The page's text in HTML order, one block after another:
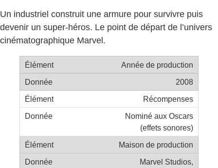
Un industriel construit une armure pour survivre puis
devenir un super-héros. Le point de départ de l’univers
cinématographique Marvel.
Année de production
2008
Récompenses
Nominé aux Oscars
(effets sonores)
Maison de production
Marvel Studios,